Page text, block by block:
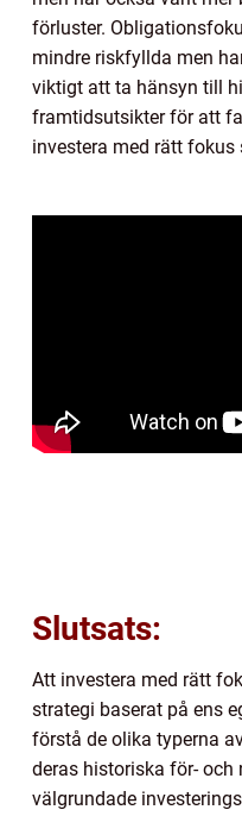
förluster.
mindre riskfyllda men
viktigt att ta hänsyn till
framtidsutsikter för att
investera med rätt fokus
Slutsats:
Att investera med rätt
strategi baserat på ens
förstå de olika typerna
deras historiska för-
välgrundade